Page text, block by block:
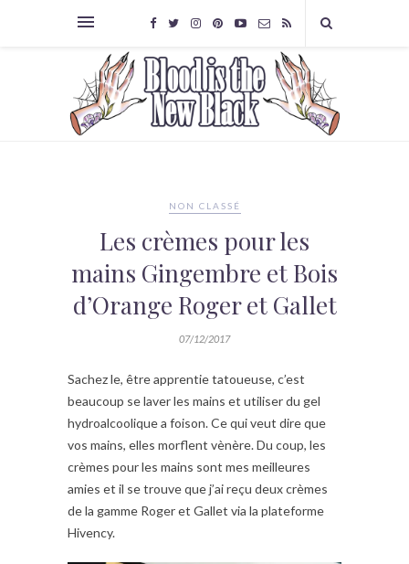
NON CLASSÉ
Les crèmes pour les
mains Gingembre et Bois
d’Orange Roger et Gallet
07/12/2017
Sachez le, être apprentie tatoueuse, c’est
beaucoup se laver les mains et utiliser du gel
hydroalcoolique a foison. Ce qui veut dire que
vos mains, elles morflent vènère. Du coup, les
crèmes pour les mains sont mes meilleures
amies et il se trouve que j’ai reçu deux crèmes
de la gamme Roger et Gallet via la plateforme
Hivency.